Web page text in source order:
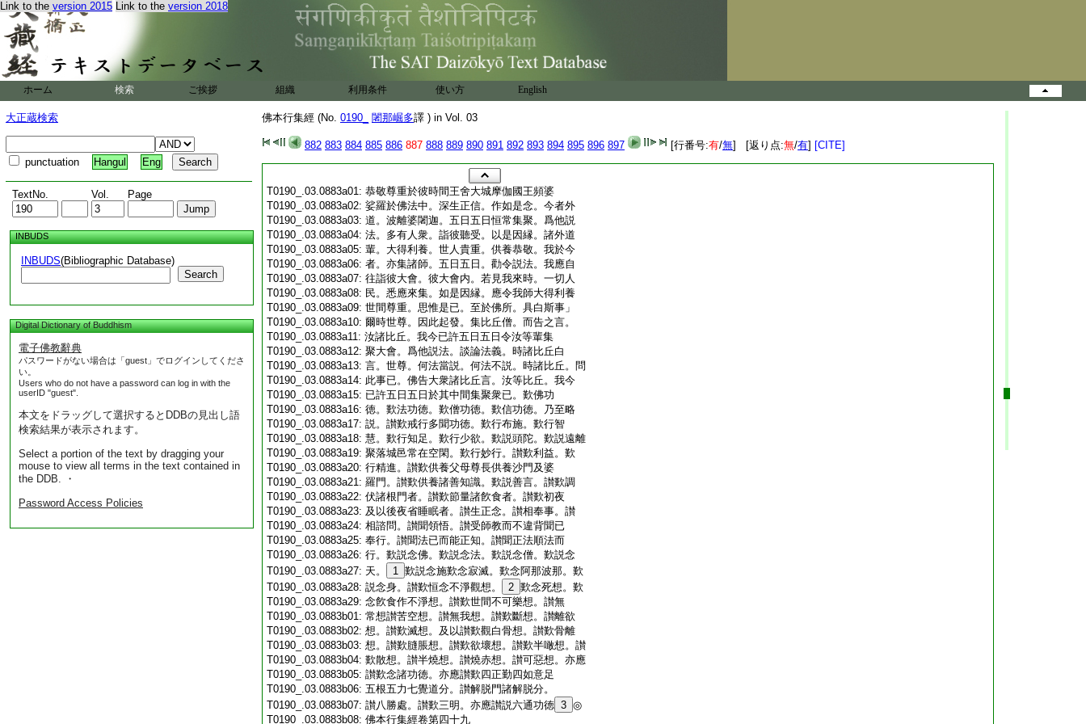
Link to the version 2015 Link to the version 2018
ホーム 検索 ご挨拶 組織 利用条件 使い方 English
大正蔵検索
punctuation Hangul Eng
TextNo. Vol. Page
INBUDS
INBUDS(Bibliographic Database)
Search
Digital Dictionary of Buddhism
電子佛教辭典
パスワードがない場合は「guest」でログインしてくださ
い。
Users who do not have a password can log in with the
userID "guest".
本文をドラッグして選択するとDDBの見出し語
検索結果が表示されます。
Select a portion of the text by dragging your
mouse to view all terms in the text contained in
the DDB. ・
Password Access Policies
佛本行集經 (No. 0190_ 闍那崛多譯 ) in Vol. 03
882 883 884 885 886 887 888 889 890 891 892 893 894 895 896 897 [行番号:有/無] [返り点:無/有] [CITE]
T0190_.03.0883a01: 恭敬尊重於彼時間王舍大城摩伽國王頻婆
T0190_.03.0883a02: 娑羅於佛法中。深生正信。作如是念。今者外
T0190_.03.0883a03: 道。波離婆闍迦。五日五日恒常集聚。爲他説
T0190_.03.0883a04: 法。多有人衆。詣彼聽受。以是因縁。諸外道
T0190_.03.0883a05: 輩。大得利養。世人貴重。供養恭敬。我於今
T0190_.03.0883a06: 者。亦集諸師。五日五日。勸令説法。我應自
T0190_.03.0883a07: 往詣彼大會。彼大會内。若見我來時。一切人
T0190_.03.0883a08: 民。悉應來集。如是因縁。應令我師大得利養
T0190_.03.0883a09: 世間尊重。思惟是已。至於佛所。具白斯事」
T0190_.03.0883a10: 爾時世尊。因此起發。集比丘僧。而告之言。
T0190_.03.0883a11: 汝諸比丘。我今已許五日五日令汝等輩集
T0190_.03.0883a12: 聚大會。爲他説法。談論法義。時諸比丘白
T0190_.03.0883a13: 言。世尊。何法當説。何法不説。時諸比丘。問
T0190_.03.0883a14: 此事已。佛告大衆諸比丘言。汝等比丘。我今
T0190_.03.0883a15: 已許五日五日於其中間集聚衆已。歎佛功
T0190_.03.0883a16: 徳。歎法功徳。歎僧功徳。歎信功徳。乃至略
T0190_.03.0883a17: 説。讃歎戒行多聞功徳。歎行布施。歎行智
T0190_.03.0883a18: 慧。歎行知足。歎行少欲。歎説頭陀。歎説遠離
T0190_.03.0883a19: 聚落城邑常在空閑。歎行妙行。讃歎利益。歎
T0190_.03.0883a20: 行精進。讃歎供養父母尊長供養沙門及婆
T0190_.03.0883a21: 羅門。讃歎供養諸善知識。歎説善言。讃歎調
T0190_.03.0883a22: 伏諸根門者。讃歎節量諸飮食者。讃歎初夜
T0190_.03.0883a23: 及以後夜省睡眠者。讃生正念。讃相奉事。讃
T0190_.03.0883a24: 相諮問。讃聞領悟。讃受師教而不違背聞已
T0190_.03.0883a25: 奉行。讃聞法已而能正知。讃聞正法順法而
T0190_.03.0883a26: 行。歎説念佛。歎説念法。歎説念僧。歎説念
T0190_.03.0883a27: 天。 1 歎説念施歎念寂滅。歎念阿那波那。歎
T0190_.03.0883a28: 説念身。讃歎恒念不淨觀想。 2 歎念死想。歎
T0190_.03.0883a29: 念飮食作不淨想。讃歎世間不可樂想。讃無
T0190_.03.0883b01: 常想讃苦空想。讃無我想。讃歎斷想。讃離欲
T0190_.03.0883b02: 想。讃歎滅想。及以讃歎觀白骨想。讃歎骨離
T0190_.03.0883b03: 想。讃歎膖脹想。讃歎欲壞想。讃歎半噉想。讃
T0190_.03.0883b04: 歎散想。讃半燒想。讃燒赤想。讃可惡想。亦應
T0190_.03.0883b05: 讃歎念諸功徳。亦應讃歎四正勤四如意足
T0190_.03.0883b06: 五根五力七覺道分。讃解脱門諸解脱分。
T0190_.03.0883b07: 讃八勝處。讃歎三明。亦應讃説六通功徳 3 ◎
T0190_.03.0883b08: 佛本行集經卷第四十九